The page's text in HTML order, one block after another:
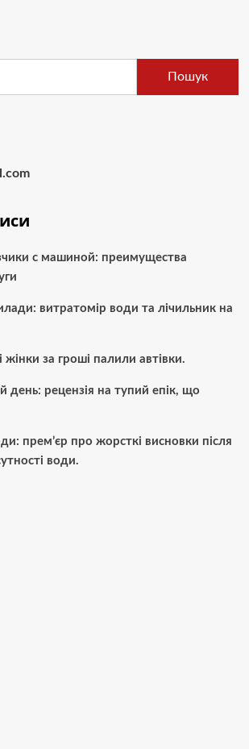
Пошук
с машиной: преимущества
витратомір води та лічильник на
жінки за гроші палили автівки.
день: рецензія на тупий епік, що
прем’єр про жорсткі висновки після
води.